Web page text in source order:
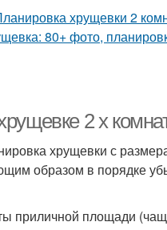
2 х
хрущевки с
образом в порядке
приличной площади